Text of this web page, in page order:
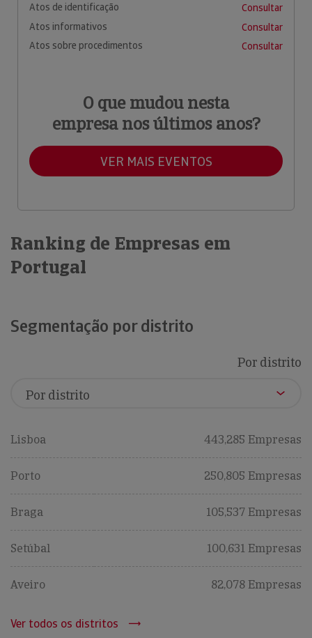
Atos de identificação
Consultar
Atos informativos
Consultar
Atos sobre procedimentos
Consultar
O que mudou nesta
empresa nos últimos anos?
VER MAIS EVENTOS
Ranking de Empresas em
Portugal
Segmentação por distrito
Por distrito
Lisboa 443,285 Empresas
Porto 250,805 Empresas
Braga 105,537 Empresas
Setúbal 100,631 Empresas
Aveiro 82,078 Empresas
Ver todos os distritos